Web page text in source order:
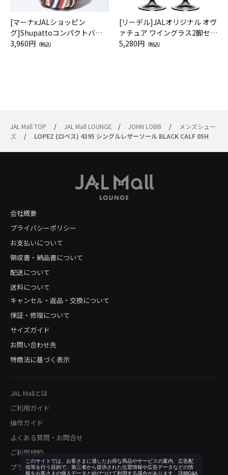
[マーナxJALショッピン
グ]Shupattoコンパクトバッ
グ Drop JAL客室乗務員（LC）
3,960円 （税込）
[リーデル]JALオリジナル オヴ
ァチュア ワイングラス2脚セッ
ト（レッドワイン）
5,280円 （税込）
JAL Mall TOP / JAL Mall LOUNGE / JOHN LOBB /
メンズシュー
ズ
/ LOPEZ (ロペス) 4395 シングルレザーソール BLACK CALF 05H
会社概要
プライバシーポリシー
お支払いについて
領収書・納品書について
配送について
送料について
キャンセル・返品・交換について
保証・修理について
サイズガイド
お問い合わせ先
特商法に基づく表示
JAL Mallとは
ご利用ガイド
操作ガイド
よくある質問・お問合せ
ご利用規約
プライバシーポリシー
このサイトでは、お客さまに適したお得な商品やサービスの案内、広告配
信等を行う目的で、第三者から提供された位置情報や広告データなどの情
報をお客さまの個人データと結びつけて利用する場合があります。詳細Q&A